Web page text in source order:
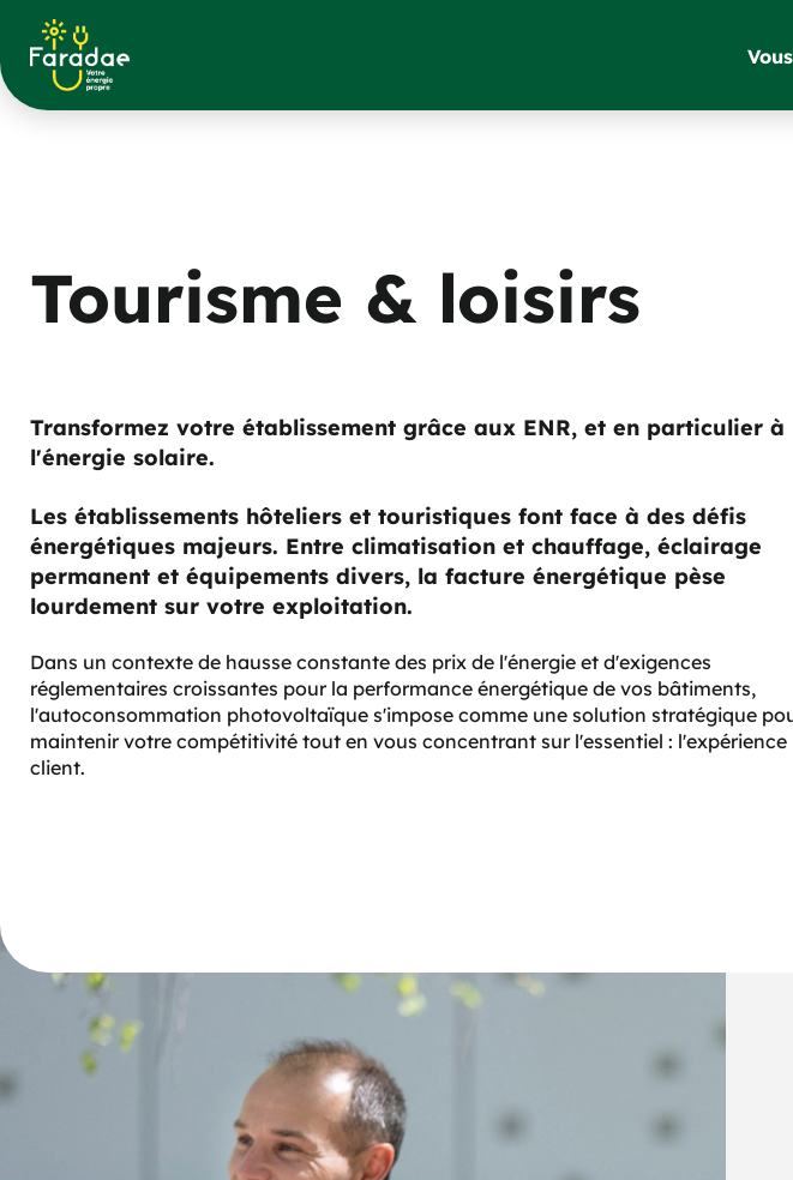
Tourisme & loisirs
Transformez votre établissement grâce aux ENR, et en particulier à
l'énergie solaire.
Les établissements hôteliers et touristiques font face à des défis
énergétiques majeurs. Entre climatisation et chauffage, éclairage
permanent et équipements divers, la facture énergétique pèse
lourdement sur votre exploitation.
Dans un contexte de hausse constante des prix de l'énergie et d'exigences
réglementaires croissantes pour la performance énergétique de vos bâtiments,
l'autoconsommation photovoltaïque s'impose comme une solution stratégique
maintenir votre compétitivité tout en vous concentrant sur l'essentiel : l'expérience
client.